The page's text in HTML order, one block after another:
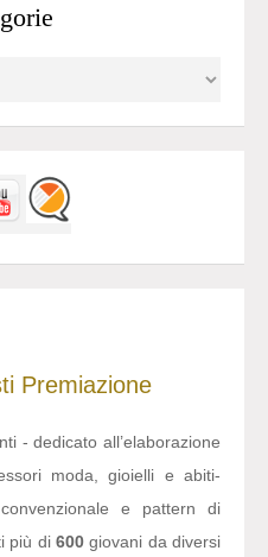
Premiazione
- dedicato all’elaborazione
moda, gioielli e abiti-
e pattern di
più di 600giovani da diversi